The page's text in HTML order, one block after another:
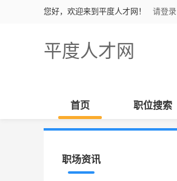
您好，欢迎来到平度人才网！ 请登录
平度人才网
首页 职位搜索
职场资讯